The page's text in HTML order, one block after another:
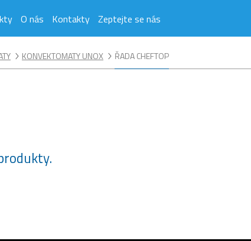
O nás Kontakty Zeptejte se nás
KONVEKTOMATY UNOX ŘADA CHEFTOP